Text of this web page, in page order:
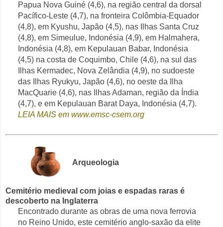
Papua Nova Guiné (4,6), na região central da dorsal
Pacífico-Leste (4,7), na fronteira Colômbia-Equador
(4,8), em Kyushu, Japão (4,5), nas Ilhas Santa Cruz
(4,8), em Simeulue, Indonésia (4,9), em Halmahera,
Indonésia (4,8), em Kepulauan Babar, Indonésia
(4,5) na costa de Coquimbo, Chile (4,6), na sul das
Ilhas Kermadec, Nova Zelândia (4,9), no sudoeste
das Ilhas Ryukyu, Japão (4,6), no oeste da Ilha
MacQuarie (4,6), nas Ilhas Adaman, região da Índia
(4,7), e em Kepulauan Barat Daya, Indonésia (4,7).
LEIA MAIS em www.emsc-csem.org
Arqueologia
Cemitério medieval com joias e espadas raras é
descoberto na Inglaterra
Encontrado durante as obras de uma nova ferrovia
no Reino Unido, este cemitério anglo-saxão da elite